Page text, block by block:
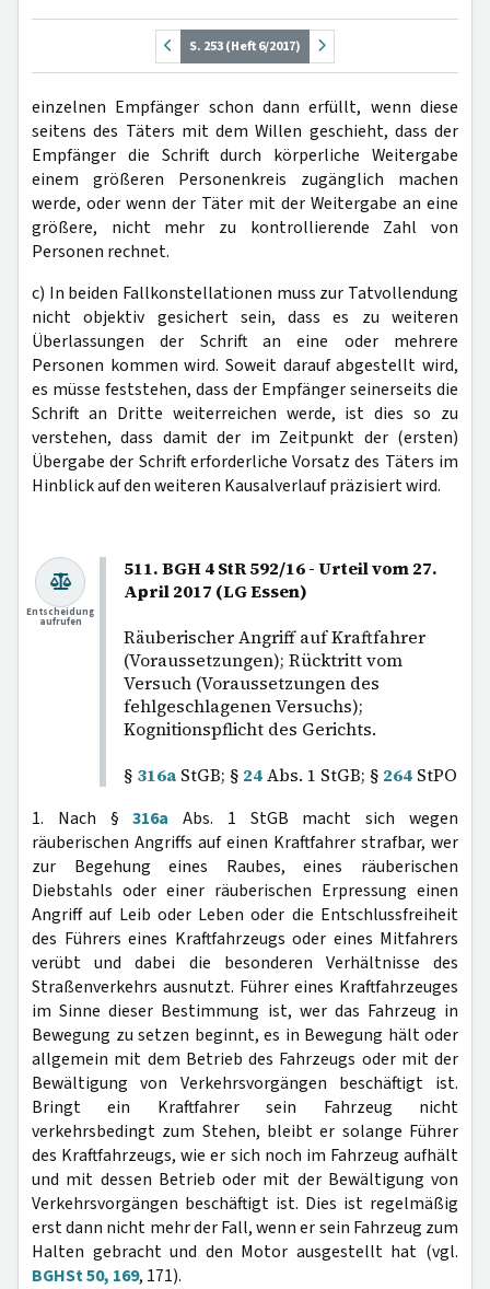
S. 253 (Heft 6/2017)
einzelnen Empfänger schon dann erfüllt, wenn diese
seitens des Täters mit dem Willen geschieht, dass der
Empfänger die Schrift durch körperliche Weitergabe
einem größeren Personenkreis zugänglich machen
werde, oder wenn der Täter mit der Weitergabe an eine
größere, nicht mehr zu kontrollierende Zahl von
Personen rechnet.
c) In beiden Fallkonstellationen muss zur Tatvollendung
nicht objektiv gesichert sein, dass es zu weiteren
Überlassungen der Schrift an eine oder mehrere
Personen kommen wird. Soweit darauf abgestellt wird,
es müsse feststehen, dass der Empfänger seinerseits die
Schrift an Dritte weiterreichen werde, ist dies so zu
verstehen, dass damit der im Zeitpunkt der (ersten)
Übergabe der Schrift erforderliche Vorsatz des Täters im
Hinblick auf den weiteren Kausalverlauf präzisiert wird.
511. BGH 4 StR 592/16 - Urteil vom 27.
April 2017 (LG Essen)
Räuberischer Angriff auf Kraftfahrer
(Voraussetzungen); Rücktritt vom
Versuch (Voraussetzungen des
fehlgeschlagenen Versuchs);
Kognitionspflicht des Gerichts.
§ 316a StGB; § 24Abs. 1 StGB; § 264 StPO
Entscheidung
aufrufen
1. Nach §316a Abs. 1 StGB macht sich wegen
räuberischen Angriffs auf einen Kraftfahrer strafbar, wer
zur Begehung eines Raubes, eines räuberischen
Diebstahls oder einer räuberischen Erpressung einen
Angriff auf Leib oder Leben oder die Entschlussfreiheit
des Führers eines Kraftfahrzeugs oder eines Mitfahrers
verübt und dabei die besonderen Verhältnisse des
Straßenverkehrs ausnutzt. Führer eines Kraftfahrzeuges
im Sinne dieser Bestimmung ist, wer das Fahrzeug in
Bewegung zu setzen beginnt, es in Bewegung hält oder
allgemein mit dem Betrieb des Fahrzeugs oder mit der
Bewältigung von Verkehrsvorgängen beschäftigt ist.
Bringt ein Kraftfahrer sein Fahrzeug nicht
verkehrsbedingt zum Stehen, bleibt er solange Führer
des Kraftfahrzeugs, wie er sich noch im Fahrzeug aufhält
und mit dessen Betrieb oder mit der Bewältigung von
Verkehrsvorgängen beschäftigt ist. Dies ist regelmäßig
erst dann nicht mehr der Fall, wenn er sein Fahrzeug zum
Halten gebracht und den Motor ausgestellt hat (vgl.
BGHSt 50, 169, 171).